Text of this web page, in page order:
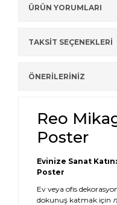
ÜRÜN YORUMLARI
TAKSİT SEÇENEKLERİ
ÖNERİLERİNİZ
Reo
Poster
Evinize Sanat Katın:
Poster
Ev veya ofis
dokunuş katmak için